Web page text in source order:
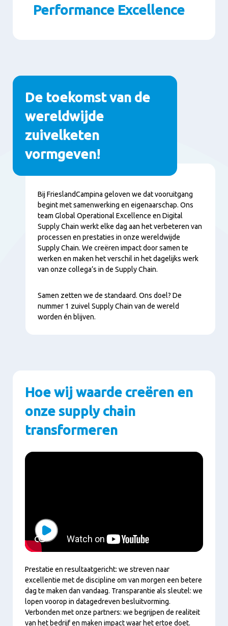
Performance Excellence
Paragrafen
De toekomst van de
wereldwijde
zuivelketen
vormgeven!
Inhoud
Bij FrieslandCampina geloven we dat vooruitgang
begint met samenwerking en eigenaarschap. Ons
team Global Operational Excellence en Digital
Supply Chain werkt elke dag aan het verbeteren van
processen en prestaties in onze wereldwijde
Supply Chain. We creëren impact door samen te
werken en maken het verschil in het dagelijks werk
van onze collega’s in de Supply Chain.
Samen zetten we de standaard. Ons doel? De
nummer 1 zuivel Supply Chain van de wereld
worden én blijven.
Hoe wij waarde creëren en
onze supply chain
transformeren
Prestatie en resultaatgericht: we streven naar
excellentie met de discipline om van morgen een betere
dag te maken dan vandaag. Transparantie als sleutel: we
lopen voorop in datagedreven besluitvorming.
Verbonden met onze partners: we begrijpen de realiteit
van het bedrijf en maken impact waar het ertoe doet.